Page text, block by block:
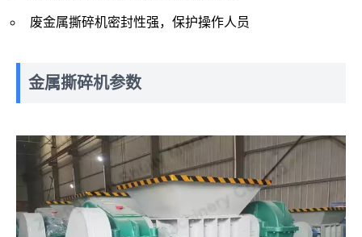
废金属撕碎机密封性强，保护操作人员
金属撕碎机参数